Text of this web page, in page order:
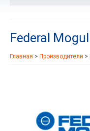
Производители
Рынки
Federal Mogul
Главная > Производители >